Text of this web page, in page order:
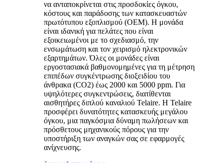
να ανταποκρίνεται στις προσδοκίες όγκου,
κόστους και παράδοσης των κατασκευαστών
πρωτότυπου εξοπλισμού (OEM). Η μονάδα
είναι ιδανική για πελάτες που είναι
εξοικειωμένοι με το σχεδιασμό, την
ενσωμάτωση και τον χειρισμό ηλεκτρονικών
εξαρτημάτων. Όλες οι μονάδες είναι
εργοστασιακά βαθμονομημένες για τη μέτρηση
επιπέδων συγκέντρωσης διοξειδίου του
άνθρακα (CO2) έως 2000 και 5000 ppm. Για
υψηλότερες συγκεντρώσεις, διατίθενται
αισθητήρες διπλού καναλιού Telaire. Η Telaire
προσφέρει δυνατότητες κατασκευής μεγάλου
όγκου, μια παγκόσμια δύναμη πωλήσεων και
πρόσθετους μηχανικούς πόρους για την
υποστήριξη των αναγκών σας σε εφαρμογές
ανίχνευσης.